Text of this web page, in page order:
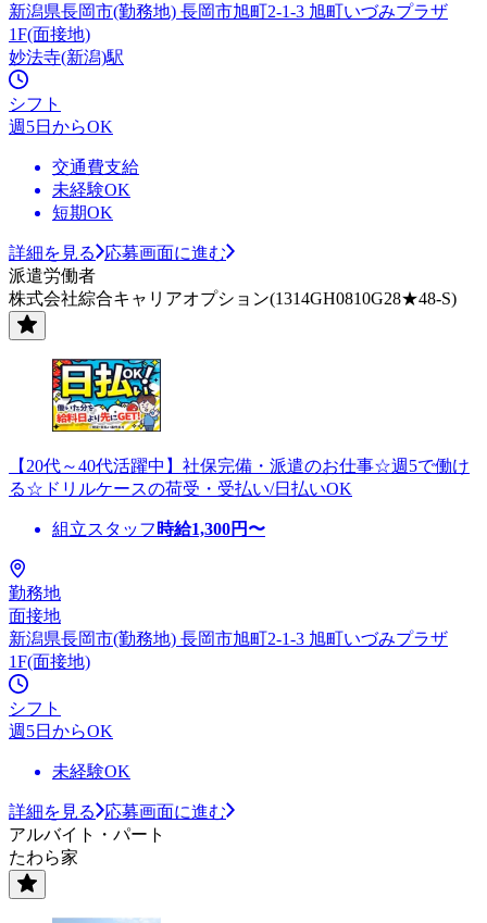
新潟県長岡市(勤務地) 長岡市旭町2-1-3 旭町いづみプラザ
1F(面接地)
妙法寺(新潟)駅
シフト
週5日からOK
交通費支給
未経験OK
短期OK
詳細を見る
応募画面に進む
派遣労働者
株式会社綜合キャリアオプション(1314GH0810G28★48-S)
【20代～40代活躍中】社保完備・派遣のお仕事☆週5で働け
る☆ドリルケースの荷受・受払い/日払いOK
組立スタッフ 時給1,300円〜
勤務地
面接地
新潟県長岡市(勤務地) 長岡市旭町2-1-3 旭町いづみプラザ
1F(面接地)
シフト
週5日からOK
未経験OK
詳細を見る
応募画面に進む
アルバイト・パート
たわら家